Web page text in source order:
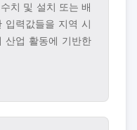
치 및 설치 또는 배
입력값들을 지역 시
산업 활동에 기반한